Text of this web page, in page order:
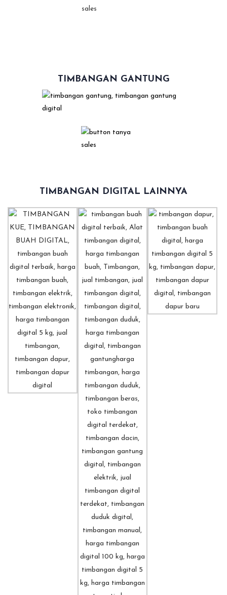
TIMBANGAN GANTUNG
TIMBANGAN DIGITAL LAINNYA